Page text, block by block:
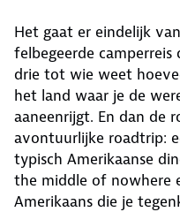
Het gaat er eindelijk
felbegeerde
drie tot wie weet
het land waar je de
aaneenrijgt. En dan de
avontuurlijke roadtrip:
typisch Amerikaanse
the middle of nowhere
Amerikaans die je